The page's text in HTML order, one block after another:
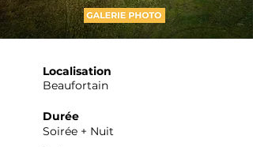
Localisation
Beaufortain
Durée
Soirée + Nuit